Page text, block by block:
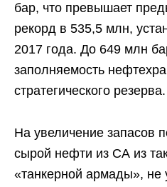
бар, что превышает
рекорд в 535,5 млн,
2017 года. До 649 млн
заполняемость
стратегического резерва.
На увеличение запасов
сырой нефти из СА из
«танкерной армады»,